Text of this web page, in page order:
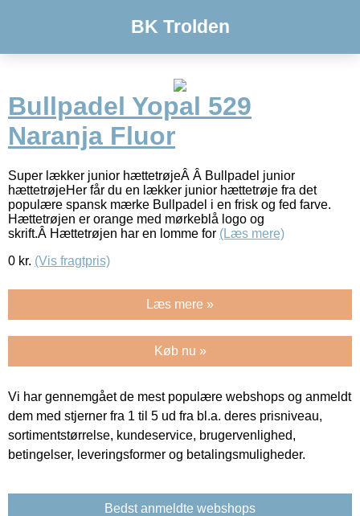
BK Trolden
Bullpadel Yopal 529
Naranja Fluor
Super lækker junior hættetrøjeÂ Â Bullpadel junior
hættetrøjeHer får du en lækker junior hættetrøje fra det
populære spansk mærke Bullpadel i en frisk og fed farve.
Hættetrøjen er orange med mørkeblå logo og
skrift.Â Hættetrøjen har en lomme for (Læs mere)
0 kr. (Vis fragtpris)
Læs mere »
Køb nu »
Vi har gennemgået de mest populære webshops og anmeldt
dem med stjerner fra 1 til 5 ud fra bl.a. deres prisniveau,
sortimentstørrelse, kundeservice, brugervenlighed,
betingelser, leveringsformer og betalingsmuligheder.
Bedst anmeldte webshops